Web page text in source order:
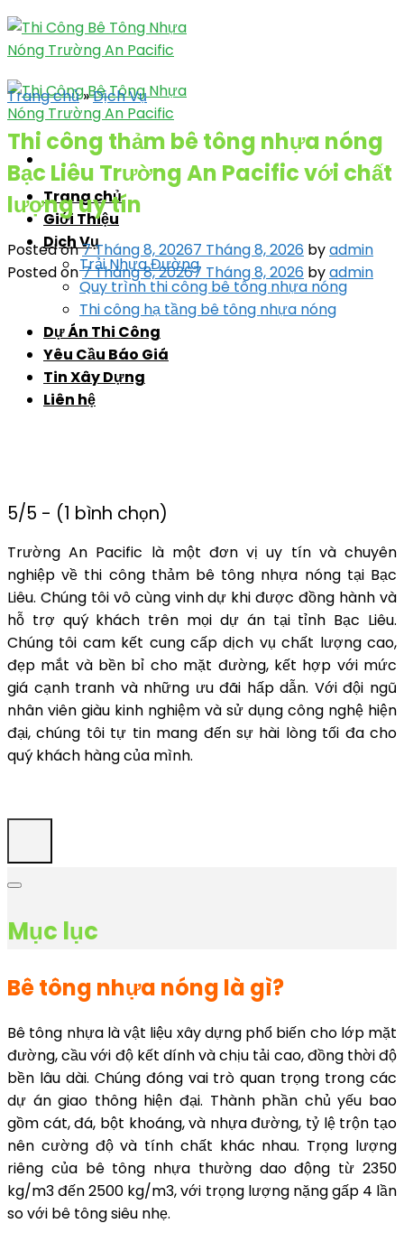
Skip
to
content
Trang chủ
Giới Thiệu
Dịch Vụ
Trải Nhựa Đường
Quy trình thi công bê tông nhựa nóng
Thi công hạ tầng bê tông nhựa nóng
Dự Án Thi Công
Yêu Cầu Báo Giá
Tin Xây Dựng
Liên hệ
Trang chủ»Dịch Vụ
Thi công thảm bê tông nhựa nóng
Bạc Liêu Trường An Pacific với chất
lượng uy tín
Posted on7 Tháng 8, 20267 Tháng 8, 2026 byadmin
Posted on7 Tháng 8, 20267 Tháng 8, 2026 byadmin
5/5 - (1 bình chọn)
Trường An Pacific là một đơn vị uy tín và chuyên
nghiệp về thi công thảm bê tông nhựa nóng tại Bạc
Liêu. Chúng tôi vô cùng vinh dự khi được đồng hành và
hỗ trợ quý khách trên mọi dự án tại tỉnh Bạc Liêu.
Chúng tôi cam kết cung cấp dịch vụ chất lượng cao,
đẹp mắt và bền bỉ cho mặt đường, kết hợp với mức
giá cạnh tranh và những ưu đãi hấp dẫn. Với đội ngũ
nhân viên giàu kinh nghiệm và sử dụng công nghệ hiện
đại, chúng tôi tự tin mang đến sự hài lòng tối đa cho
quý khách hàng của mình.
Mục lục
Bê tông nhựa nóng là gì?
Bê tông nhựa là vật liệu xây dựng phổ biến cho lớp mặt
đường, cầu với độ kết dính và chịu tải cao, đồng thời độ
bền lâu dài. Chúng đóng vai trò quan trọng trong các
dự án giao thông hiện đại. Thành phần chủ yếu bao
gồm cát, đá, bột khoáng, và nhựa đường, tỷ lệ trộn tạo
nên cường độ và tính chất khác nhau. Trọng lượng
riêng của bê tông nhựa thường dao động từ 2350
kg/m3 đến 2500 kg/m3, với trọng lượng nặng gấp 4 lần
so với bê tông siêu nhẹ.